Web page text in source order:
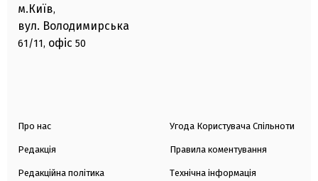
м.Київ,
вул. Володимирська
61/11, офіс 50
Про нас
Редакція
Редакційна політика
Угода Користувача Спільноти
Правила коментування
Технічна інформація